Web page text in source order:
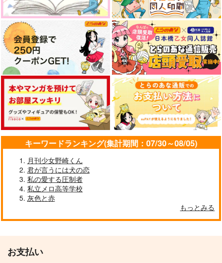
キーワードランキング(集計期間：07/30～08/05)
月刊少女野崎くん
君が言うには犬の恋
私の愛する圧制者
私立メロ高等学校
灰色と赤
もっとみる
お支払い